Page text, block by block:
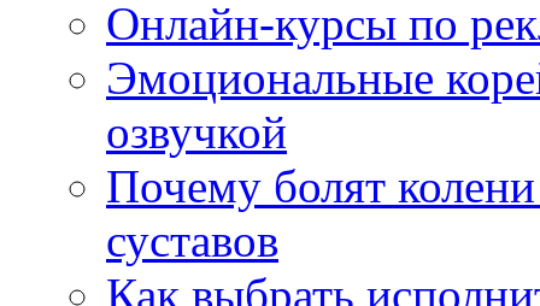
Онлайн-курсы по
Эмоциональные
озвучкой
Почему болят
суставов
Как выбрать